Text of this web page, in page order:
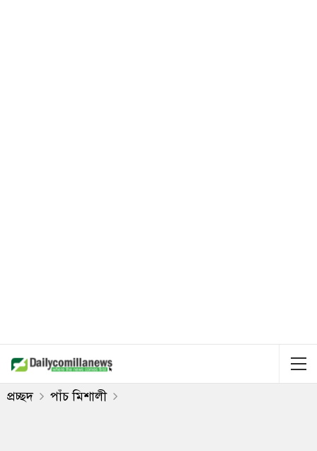
প্রচ্ছদ পাঁচ মিশালী